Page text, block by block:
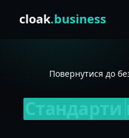
cloak.business
Повернутися до